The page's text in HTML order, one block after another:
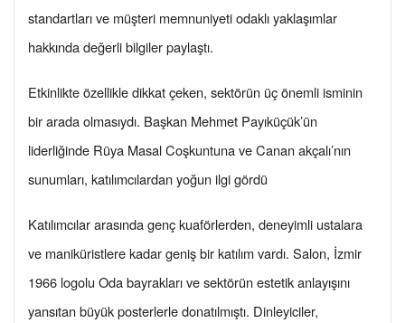
standartları ve müşteri memnuniyeti odaklı yaklaşımlar
hakkında değerli bilgiler paylaştı.
Etkinlikte özellikle dikkat çeken, sektörün üç önemli isminin
bir arada olmasıydı. Başkan Mehmet Payıküçük’ün
liderliğinde Rüya Masal Coşkuntuna ve Canan akçalı’nın
sunumları, katılımcılardan yoğun ilgi gördü
Katılımcılar arasında genç kuaförlerden, deneyimli ustalara
ve maniküristlere kadar geniş bir katılım vardı. Salon, İzmir
1966 logolu Oda bayrakları ve sektörün estetik anlayışını
yansıtan büyük posterlerle donatılmıştı. Dinleyiciler,